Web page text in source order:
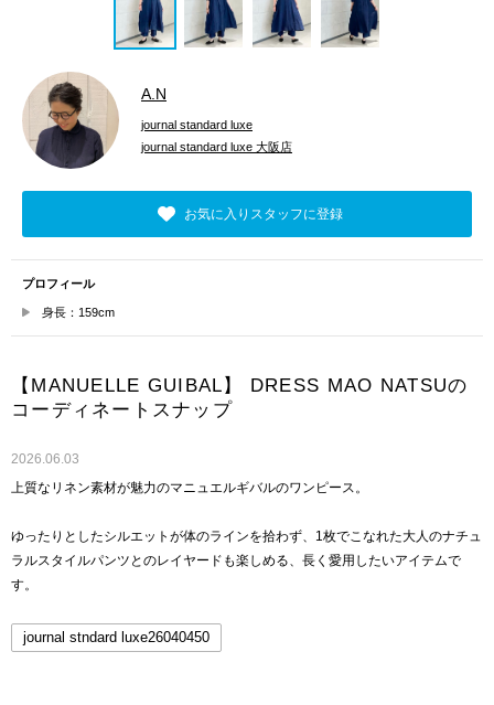
A.N
journal standard luxe
journal standard luxe 大阪店
お気に入りスタッフに登録
プロフィール
身長：159cm
【MANUELLE GUIBAL】 DRESS MAO NATSUの
コーディネートスナップ
2026.06.03
上質なリネン素材が魅力のマニュエルギバルのワンピース。
ゆったりとしたシルエットが体のラインを拾わず、1枚でこなれた大人のナチュ
ラルスタイルパンツとのレイヤードも楽しめる、長く愛用したいアイテムで
す。
journal stndard luxe26040450